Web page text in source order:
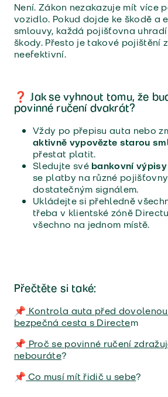
Není. Zákon nezakazuje mít více
vozidlo. Pokud dojde ke škodě a
smlouvy, každá pojišťovna
škody. Přesto je takové pojištění
neefektivní.
❓ Jak se vyhnout tomu, že
povinné ručení dvakrát?
Vždy po přepisu auta nebo
aktivně vypovězte starou
přestat platit.
Sledujte své bankovní výpisy
se platby na různé
dostatečným signálem.
Ukládejte si přehledně
třeba v klientské zóně
všechno na jednom místě.
Přečtěte si také:
📌 Kontrola auta před dovolenou
bezpečná cesta s Directem
📌 Proč se povinné ručení
nebouráte?
📌 Co musí mít řidič u sebe?